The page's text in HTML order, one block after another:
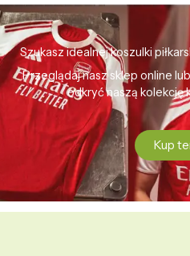
Szukasz idealnej koszulki
Przeglądaj nasz sklep online
odkryć naszą kolekcję
Kup